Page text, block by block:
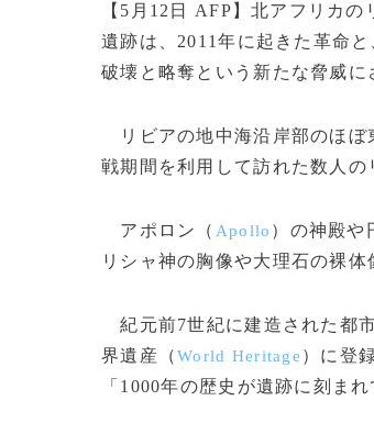
【5月12日 AFP】北アフリカ
遺跡は、2011年に起きた革命
破壊と略奪という新たな脅威に
リビアの地中海沿岸部のほぼ
戦期間を利用して訪れた数人の
アポロン（ Apollo ）の神殿や
リシャ神の胸像や大理石の裸体
紀元前7世紀に建造された都
界遺産（World Heritage ）に登
「1000年の歴史が遺跡に刻ま